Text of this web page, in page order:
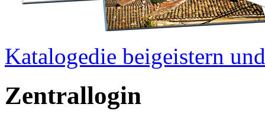
Katalogedie beigeistern
Zentrallogin